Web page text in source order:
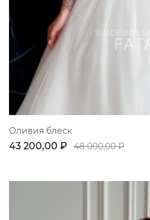
Оливия блеск
43 200,00 ₽ 48 000,00 ₽